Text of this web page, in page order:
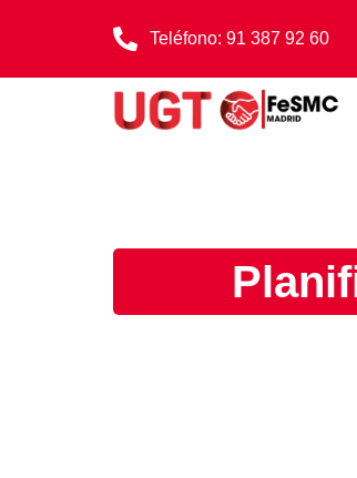
Teléfono: 91 387 92 60